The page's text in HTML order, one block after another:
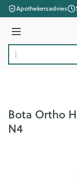
Ga naar de inhoud
Apothekersadvies
Menu
Product, merk,
Bota Ortho
N4